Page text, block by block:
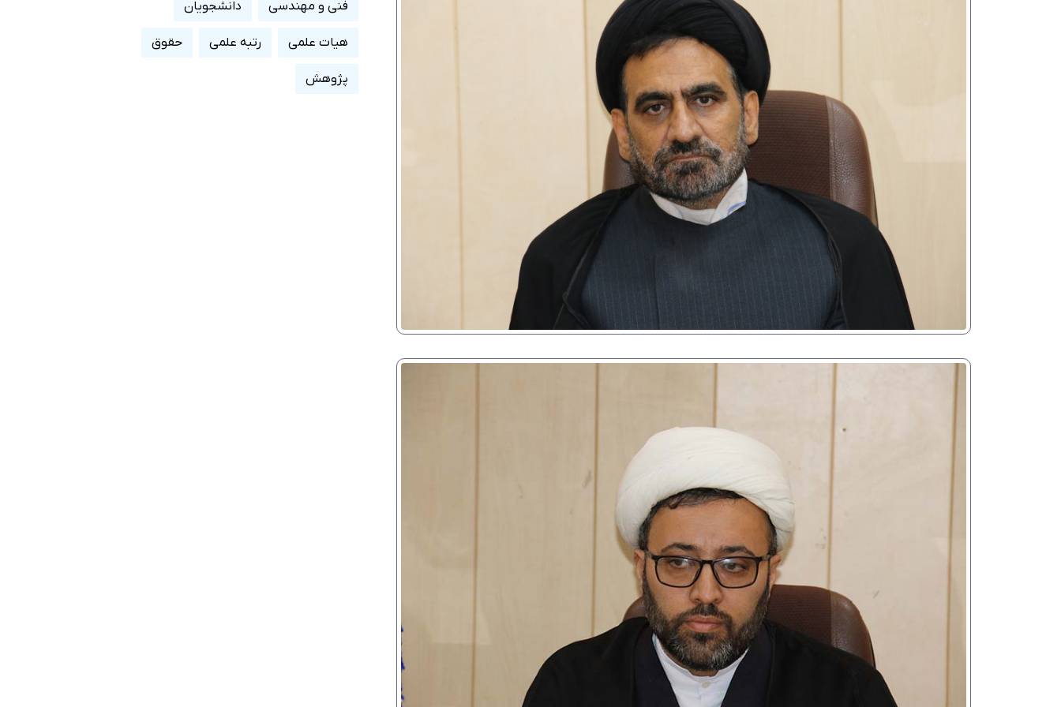
فنی و مهندسی دانشجویان
هیات علمی رتبه علمی حقوق
پژوهش